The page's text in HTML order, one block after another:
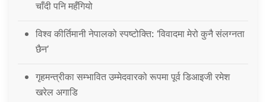
चाँदी पनि महँगियो
विश्व कीर्तिमानी नेपालको स्पष्टोक्ति: ‘विवादमा मेरो कुनै संलग्नता
छैन’
गृहमन्त्रीका सम्भावित उम्मेदवारको रूपमा पूर्व डिआइजी रमेश
खरेल अगाडि